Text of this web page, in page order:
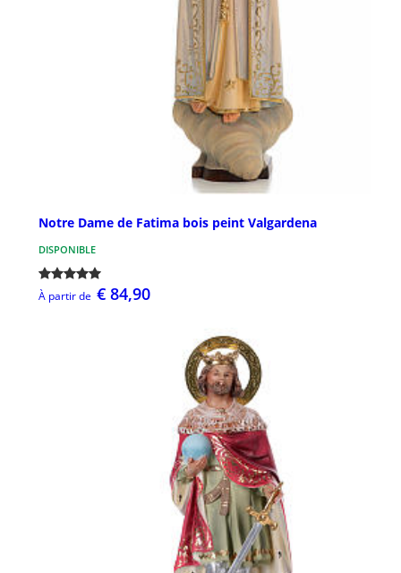
Notre Dame de Fatima bois peint Valgardena
DISPONIBLE
À partir de € 84,90